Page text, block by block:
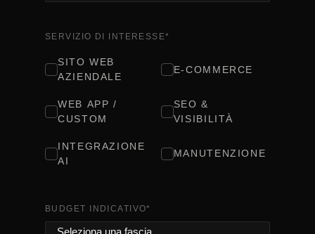
SERVIZIO DI INTERESSE*
SITO WEB
AZIENDALE
E-COMMERCE
WEB APP /
CUSTOM
SEO &
VISIBILITÀ
INTEGRAZIONE
AI
MANUTENZIONE
BUDGET INDICATIVO*